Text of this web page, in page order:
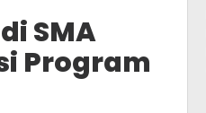
SMA
Program